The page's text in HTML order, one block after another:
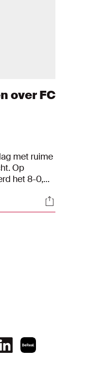
over FC
met ruime
Op
het 8-0,
Tolhoek (2)Socials